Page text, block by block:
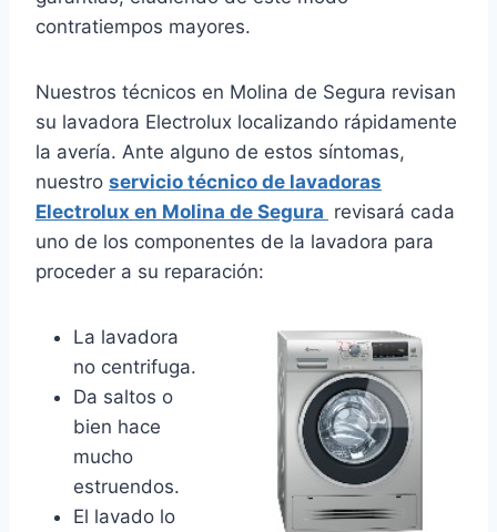
contratiempos mayores.
Nuestros técnicos en Molina de Segura revisan
su lavadora Electrolux localizando rápidamente
la avería. Ante alguno de estos síntomas,
nuestro servicio técnico de lavadoras
Electrolux en Molina de Segura revisará cada
uno de los componentes de la lavadora para
proceder a su reparación:
La lavadora
no centrifuga.
Da saltos o
bien hace
mucho
estruendos.
El lavado lo